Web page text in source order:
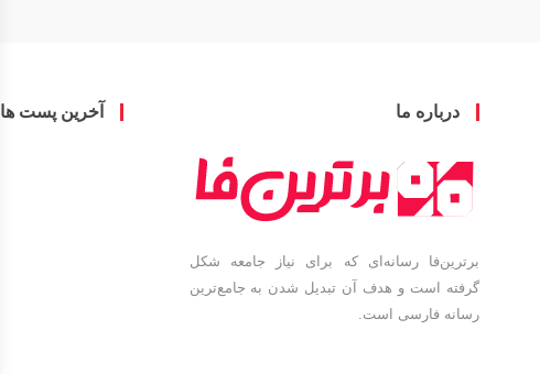
درباره ما
برترین‌فا رسانه‌ای که برای نیاز جامعه شکل
گرفته است و هدف آن تبدیل شدن به جامع‌ترین
رسانه فارسی است.
آخرین پست ها